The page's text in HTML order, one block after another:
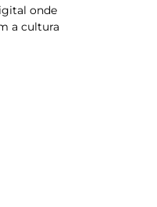
onde
a cultura